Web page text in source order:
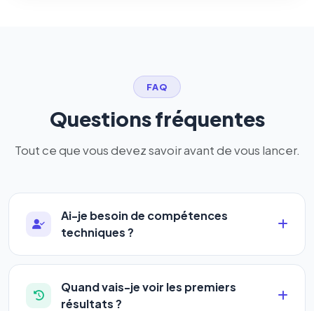
FAQ
Questions fréquentes
Tout ce que vous devez savoir avant de vous lancer.
Ai-je besoin de compétences
techniques ?
Absolument pas. Notre logiciel a été conçu pour
être accessible àtous les profils: artisans,
commerçants, auto-entrepreneurs, PME ou
Quand vais-je voir les premiers
résultats ?